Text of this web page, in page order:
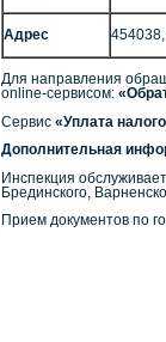
Адрес 454038,
Для направления
online-сервисом:
Сервис «Уплата
Дополнительная
Инспекция
Брединского,
Прием документов по